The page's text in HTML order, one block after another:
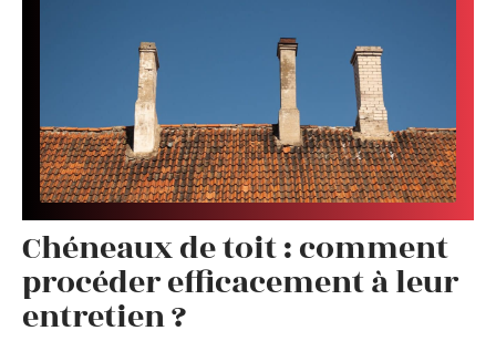
Chéneaux de toit : comment
procéder efficacement à leur
entretien ?